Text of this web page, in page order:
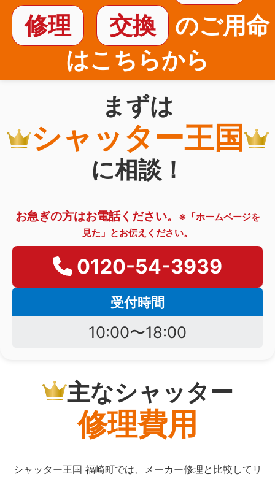
修理
交換
のご用命
はこちらから
まずは
シャッター王国
に相談！
お急ぎの方はお電話ください。
※「ホームページを
見た」とお伝えください。
0120-54-3939
受付時間
10:00〜18:00
主なシャッター
修理費用
シャッター王国 福崎町では、メーカー修理と比較してリ